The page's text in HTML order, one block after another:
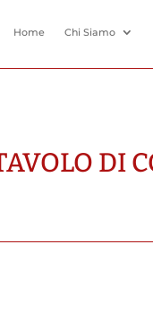
Home Chi Siamo
DI